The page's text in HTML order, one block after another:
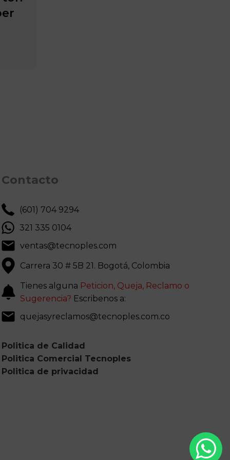
Contacto
(601) 704 9294
321 335 0104
ventas@tecnoples.com
Carrera 30 # 5B 21. Bogotá, Colombia
Tienes alguna Peticion, Queja, Reclamo o
Sugerencia? Escribenos a:
quejasyreclamos@tecnoples.com.co
Politica de Calidad
Politica Comercial Tecnoples
Politica de privacidad